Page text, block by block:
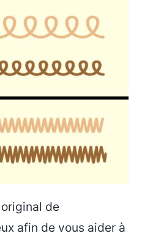
original de
afin de vous aider à